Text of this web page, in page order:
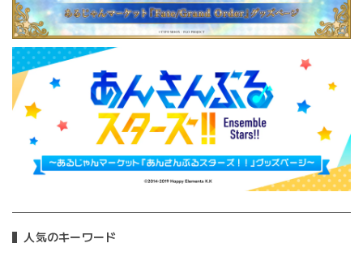
人気のキーワード